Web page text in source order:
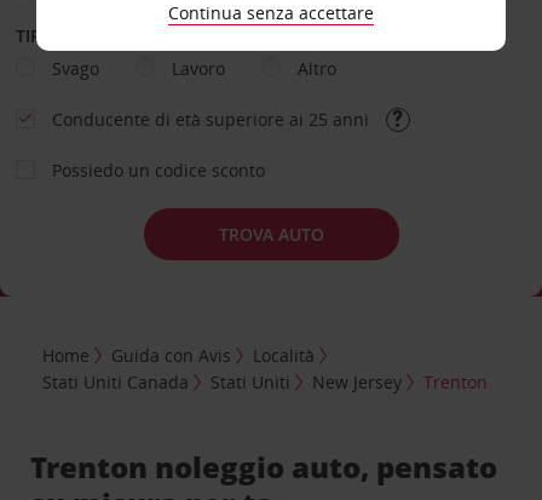
TIPOLOGIA DI NOLEGGIO
Svago
Lavoro Altro
Conducente di età superiore ai 25 anni
Possiedo un codice sconto
TROVA AUTO
Home Guida con Avis
Località
Stati Uniti Canada
Stati Uniti New Jersey Trenton
Trenton noleggio auto, pensato
Continua senza accettare